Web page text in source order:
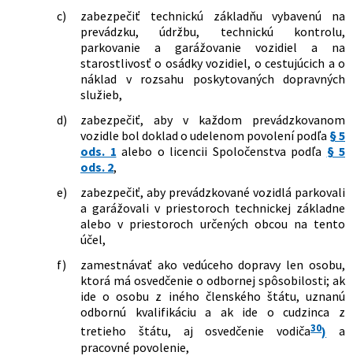
c)
zabezpečiť technickú základňu vybavenú na
prevádzku, údržbu, technickú kontrolu,
parkovanie a garážovanie vozidiel a na
starostlivosť o osádky vozidiel, o cestujúcich a o
náklad v rozsahu poskytovaných dopravných
služieb,
d)
zabezpečiť, aby v každom prevádzkovanom
vozidle bol doklad o udelenom povolení podľa § 5
ods. 1 alebo o licencii Spoločenstva podľa § 5
ods. 2,
e)
zabezpečiť, aby prevádzkované vozidlá parkovali
a garážovali v priestoroch technickej základne
alebo v priestoroch určených obcou na tento
účel,
f)
zamestnávať ako vedúceho dopravy len osobu,
ktorá má osvedčenie o odbornej spôsobilosti; ak
ide o osobu z iného členského štátu, uznanú
odbornú kvalifikáciu a ak ide o cudzinca z
tretieho štátu, aj osvedčenie vodiča30) a
pracovné povolenie,